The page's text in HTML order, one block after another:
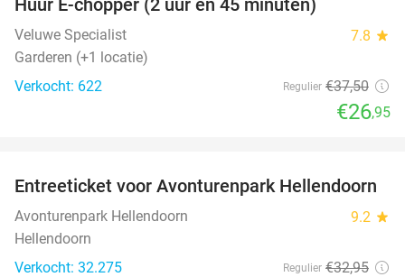
Veluwe Specialist 7.8 star
Garderen (+1 locatie)
Verkocht: 622
Regulier €37,50
€26,95
41%
Entreeticket voor Avonturenpark Hellendoorn
Avonturenpark Hellendoorn 9.2 star
Hellendoorn
Verkocht: 32.275
Regulier €32,95